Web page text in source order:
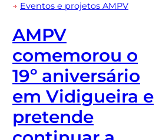
→ Eventos e projetos AMPV
AMPV
comemorou o
19º aniversário
em Vidigueira e
pretende